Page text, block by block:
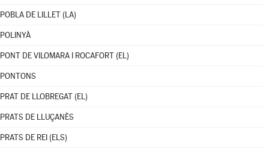
POBLA DE LILLET (LA)
POLINYÀ
PONT DE VILOMARA I ROCAFORT (EL)
PONTONS
PRAT DE LLOBREGAT (EL)
PRATS DE LLUÇANÈS
PRATS DE REI (ELS)